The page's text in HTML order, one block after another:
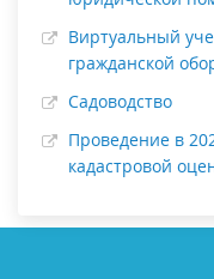
Виртуальный
гражданской
Садоводство
Проведение в
кадастровой